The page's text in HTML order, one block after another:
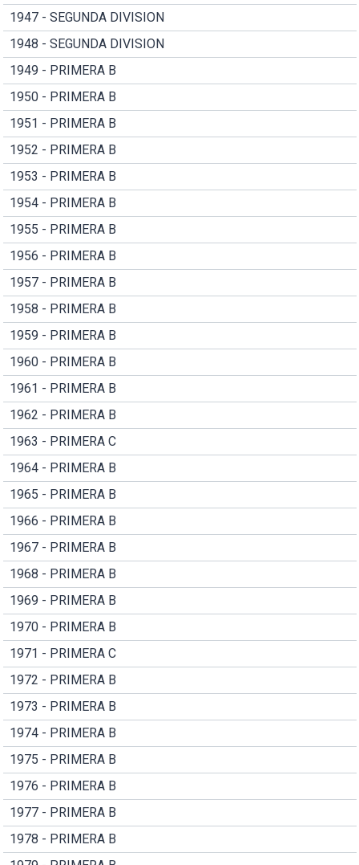
1947 - SEGUNDA DIVISION
1948 - SEGUNDA DIVISION
1949 - PRIMERA B
1950 - PRIMERA B
1951 - PRIMERA B
1952 - PRIMERA B
1953 - PRIMERA B
1954 - PRIMERA B
1955 - PRIMERA B
1956 - PRIMERA B
1957 - PRIMERA B
1958 - PRIMERA B
1959 - PRIMERA B
1960 - PRIMERA B
1961 - PRIMERA B
1962 - PRIMERA B
1963 - PRIMERA C
1964 - PRIMERA B
1965 - PRIMERA B
1966 - PRIMERA B
1967 - PRIMERA B
1968 - PRIMERA B
1969 - PRIMERA B
1970 - PRIMERA B
1971 - PRIMERA C
1972 - PRIMERA B
1973 - PRIMERA B
1974 - PRIMERA B
1975 - PRIMERA B
1976 - PRIMERA B
1977 - PRIMERA B
1978 - PRIMERA B